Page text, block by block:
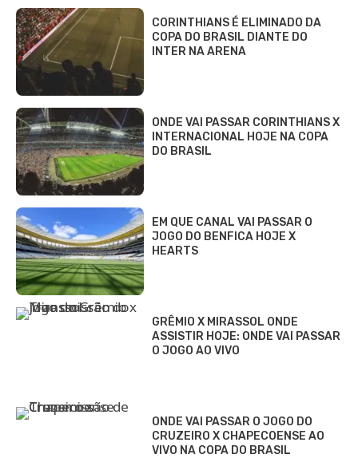
CORINTHIANS É ELIMINADO DA
COPA DO BRASIL DIANTE DO
INTER NA ARENA
ONDE VAI PASSAR CORINTHIANS X
INTERNACIONAL HOJE NA COPA
DO BRASIL
EM QUE CANAL VAI PASSAR O
JOGO DO BENFICA HOJE X
HEARTS
GRÊMIO X MIRASSOL ONDE
ASSISTIR HOJE: ONDE VAI PASSAR
O JOGO AO VIVO
ONDE VAI PASSAR O JOGO DO
CRUZEIRO X CHAPECOENSE AO
VIVO NA COPA DO BRASIL